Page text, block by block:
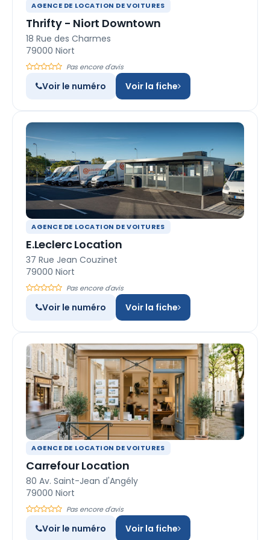
AGENCE DE LOCATION DE VOITURES
Thrifty - Niort Downtown
18 Rue des Charmes
79000 Niort
Pas encore d'avis
Voir le numéro Voir la fiche
AGENCE DE LOCATION DE VOITURES
E.Leclerc Location
37 Rue Jean Couzinet
79000 Niort
Pas encore d'avis
Voir le numéro Voir la fiche
AGENCE DE LOCATION DE VOITURES
Carrefour Location
80 Av. Saint-Jean d'Angély
79000 Niort
Pas encore d'avis
Voir le numéro Voir la fiche